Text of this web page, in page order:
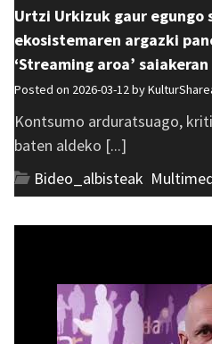
Urtzi Urkizuk gaur egungo
ekosistemaren argazki
‘Streaming aroa’ saiakeran
Posted on 2026-03-12 by
Kontsumo arduratsuago,
baten aldeko [...]
Bideo_albisteak